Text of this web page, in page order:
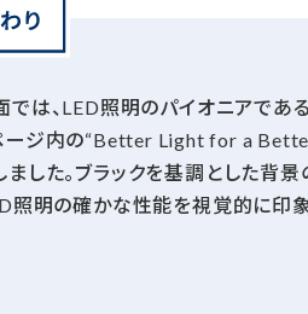
では、LED照明のパイオニアであ
ージ内の“Better Light for a
ました。ブラックを基調とした背
照明の確かな性能を視覚的に印